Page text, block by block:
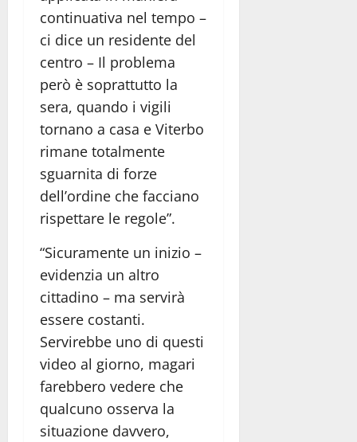
continuativa nel tempo –
ci dice un residente del
centro – Il problema
però è soprattutto la
sera, quando i vigili
tornano a casa e Viterbo
rimane totalmente
sguarnita di forze
dell’ordine che facciano
rispettare le regole”.
“Sicuramente un inizio –
evidenzia un altro
cittadino – ma servirà
essere costanti.
Servirebbe uno di questi
video al giorno, magari
farebbero vedere che
qualcuno osserva la
situazione davvero,